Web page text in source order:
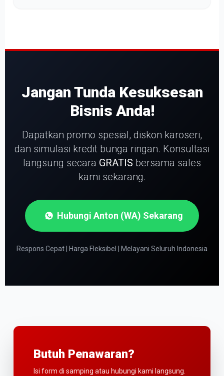
Jangan Tunda Kesuksesan
Bisnis Anda!
Dapatkan promo spesial, diskon karoseri,
dan simulasi kredit bunga ringan. Konsultasi
langsung secara GRATIS bersama sales
kami sekarang.
Hubungi Anton (WA) Sekarang
Respons Cepat | Harga Fleksibel | Melayani Seluruh Indonesia
Butuh Penawaran?
Isi form di samping atau hubungi kami langsung.